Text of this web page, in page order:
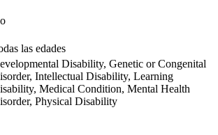
las edades
Disability, Genetic or Congenital
Intellectual Disability, Learning
Medical Condition, Mental Health
Physical Disability